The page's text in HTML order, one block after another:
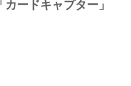
ードキャプター」